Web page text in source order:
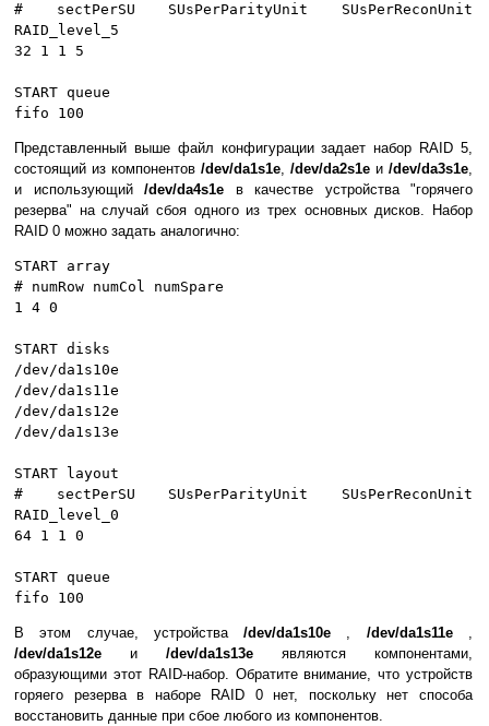
# sectPerSU SUsPerParityUnit SUsPerReconUnit
RAID_level_5
32 1 1 5
START queue
fifo 100
Представленный выше файл конфигурации задает набор RAID 5,
состоящий из компонентов /dev/da1s1e, /dev/da2s1e и /dev/da3s1e,
и использующий /dev/da4s1e в качестве устройства "горячего
резерва" на случай сбоя одного из трех основных дисков. Набор
RAID 0 можно задать аналогично:
START array
# numRow numCol numSpare
1 4 0
START disks
/dev/da1s10e
/dev/da1s11e
/dev/da1s12e
/dev/da1s13e
START layout
# sectPerSU SUsPerParityUnit SUsPerReconUnit
RAID_level_0
64 1 1 0
START queue
fifo 100
В этом случае, устройства/dev/da1s10e , /dev/da1s11e ,
/dev/da1s12e и /dev/da1s13e являются компонентами,
образующими этот RAID-набор. Обратите внимание, что устройств
горяего резерва в наборе RAID 0 нет, поскольку нет способа
восстановить данные при сбое любого из компонентов.